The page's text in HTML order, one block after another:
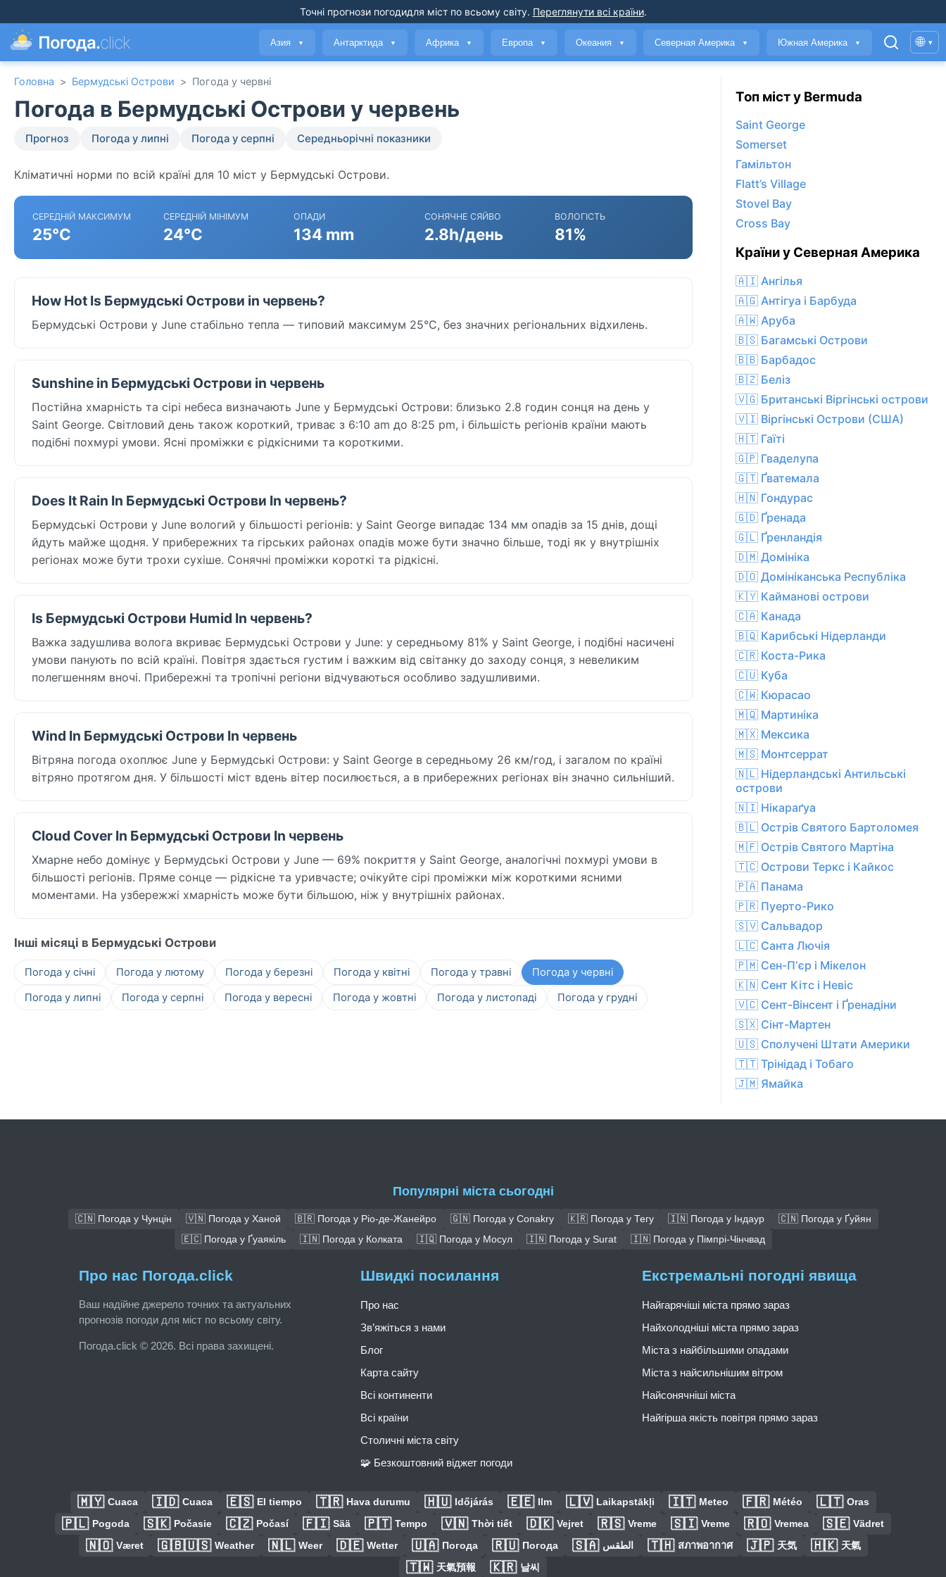
Точні прогнози погодидля міст по всьому світу. Переглянути всі країни.
Погода.click Азия ▼ Антарктида ▼ Африка ▼ Европа ▼ Океания ▼ Северная Америка ▼ Южная Америка ▼ 🌐 ▾
Головна > Бермудські Острови > Погода у червні
Погода в Бермудські Острови у червень
Прогноз Погода у липні Погода у серпні Середньорічні показники
Кліматичні норми по всій країні для 10 міст у Бермудські Острови.
СЕРЕДНІЙ МАКСИМУМ
25°C
СЕРЕДНІЙ МІНІМУМ
24°C
ОПАДИ
134 mm
СОНЯЧНЕ СЯЙВО
2.8h/день
ВОЛОГІСТЬ
81%
How Hot Is Бермудські Острови in червень?
Бермудські Острови у June стабільно тепла — типовий максимум 25°C, без значних регіональних відхилень.
Sunshine in Бермудські Острови in червень
Постійна хмарність та сірі небеса визначають June у Бермудські Острови: близько 2.8 годин сонця на день у
Saint George. Світловий день також короткий, триває з 6:10 am до 8:25 pm, і більшість регіонів країни мають
подібні похмурі умови. Ясні проміжки є рідкісними та короткими.
Does It Rain In Бермудські Острови In червень?
Бермудські Острови у June вологий у більшості регіонів: у Saint George випадає 134 мм опадів за 15 днів, дощі
йдуть майже щодня. У прибережних та гірських районах опадів може бути значно більше, тоді як у внутрішніх
регіонах може бути трохи сухіше. Сонячні проміжки короткі та рідкісні.
Is Бермудські Острови Humid In червень?
Важка задушлива волога вкриває Бермудські Острови у June: у середньому 81% у Saint George, і подібні насичені
умови панують по всій країні. Повітря здається густим і важким від світанку до заходу сонця, з невеликим
полегшенням вночі. Прибережні та тропічні регіони відчуваються особливо задушливими.
Wind In Бермудські Острови In червень
Вітряна погода охоплює June у Бермудські Острови: у Saint George в середньому 26 км/год, і загалом по країні
вітряно протягом дня. У більшості міст вдень вітер посилюється, а в прибережних регіонах він значно сильніший.
Cloud Cover In Бермудські Острови In червень
Хмарне небо домінує у Бермудські Острови у June — 69% покриття у Saint George, аналогічні похмурі умови в
більшості регіонів. Пряме сонце — рідкісне та уривчасте; очікуйте сірі проміжки між короткими ясними
моментами. На узбережжі хмарність може бути більшою, ніж у внутрішніх районах.
Інші місяці в Бермудські Острови
Погода у січні Погода у лютому Погода у березні Погода у квітні Погода у травні
Погода у червні
Погода у липні
Погода у серпні Погода у вересні Погода у жовтні Погода у листопаді Погода у грудні
Топ міст у Bermuda
Saint George
Somerset
Гамільтон
Flatt’s Village
Stovel Bay
Cross Bay
Країни у Северная Америка
🇦🇮 Ангілья
🇦🇬 Антігуа і Барбуда
🇦🇼 Аруба
🇧🇸 Багамські Острови
🇧🇧 Барбадос
🇧🇿 Беліз
🇻🇬 Британські Віргінські острови
🇻🇮 Віргінські Острови (США)
🇭🇹 Гаїті
🇬🇵 Гваделупа
🇬🇹 Ґватемала
🇭🇳 Гондурас
🇬🇩 Ґренада
🇬🇱 Ґренландія
🇩🇲 Домініка
🇩🇴 Домініканська Республіка
🇰🇾 Кайманові острови
🇨🇦 Канада
🇧🇶 Карибські Нідерланди
🇨🇷 Коста-Рика
🇨🇺 Куба
🇨🇼 Кюрасао
🇲🇶 Мартиніка
🇲🇽 Мексика
🇲🇸 Монтсеррат
🇳🇱 Нідерландські Антильські
острови
🇳🇮 Нікараґуа
🇧🇱 Острів Святого Бартоломея
🇲🇫 Острів Святого Мартіна
🇹🇨 Острови Теркс і Кайкос
🇵🇦 Панама
🇵🇷 Пуерто-Рико
🇸🇻 Сальвадор
🇱🇨 Санта Лючія
🇵🇲 Сен-Пʼєр і Мікелон
🇰🇳 Сент Кітс і Невіс
🇻🇨 Сент-Вінсент і Ґренадіни
🇸🇽 Сінт-Мартен
🇺🇸 Сполучені Штати Америки
🇹🇹 Трінідад і Тобаго
🇯🇲 Ямайка
Популярні міста сьогодні
🇨🇳 Погода у Чунцін 🇻🇳 Погода у Ханой 🇧🇷 Погода у Ріо-де-Жанейро 🇬🇳 Погода у Conakry 🇰🇷 Погода у Тегу 🇮🇳 Погода у Індаур
🇨🇳 Погода у Ґуйян
🇪🇨 Погода у Ґуаякіль
🇮🇳 Погода у Колката 🇮🇶 Погода у Мосул 🇮🇳 Погода у Surat 🇮🇳 Погода у Пімпрі-Чінчвад
Про нас Погода.click
Ваш надійне джерело точних та актуальних
прогнозів погоди для міст по всьому світу.
Погода.click © 2026. Всі права захищені.
Швидкі посилання
Про нас
Зв’яжіться з нами
Блог
Карта сайту
Всі континенти
Всі країни
Столичні міста світу
🧩 Безкоштовний віджет погоди
Екстремальні погодні явища
Найгарячіші міста прямо зараз
Найхолодніші міста прямо зараз
Міста з найбільшими опадами
Міста з найсильнішим вітром
Найсонячніші міста
Найгірша якість повітря прямо зараз
🇲🇾 Cuaca 🇮🇩 Cuaca 🇪🇸 El tiempo 🇹🇷 Hava durumu 🇭🇺 Időjárás 🇪🇪 Ilm 🇱🇻 Laikapstākļi 🇮🇹 Meteo 🇫🇷 Météo 🇱🇹 Oras
🇵🇱 Pogoda 🇸🇰 Počasie 🇨🇿 Počasí 🇫🇮 Sää 🇵🇹 Tempo 🇻🇳 Thời tiết 🇩🇰 Vejret 🇷🇸 Vreme 🇸🇮 Vreme 🇷🇴 Vremea 🇸🇪 Vädret
🇳🇴 Været 🇬🇧🇺🇸 Weather 🇳🇱 Weer 🇩🇪 Wetter 🇺🇦 Погода 🇷🇺 Погода 🇸🇦 الطقس 🇹🇭 สภาพอากาศ 🇯🇵 天気 🇭🇰 天氣
🇹🇼 天氣預報 🇰🇷 날씨